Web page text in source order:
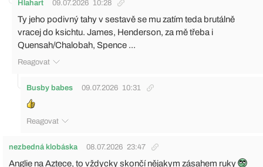
Hlahart 09.07.2026 10:28
Ty jeho podivný tahy v sestavě se mu zatím teda brutálně
vracej do ksichtu. James, Henderson, za mě třeba i
Quensah/Chalobah, Spence ...
Reagovat
Busby babes 09.07.2026 10:31
Reagovat
nezbedná klobáska 08.07.2026 23:47
Anglie na Aztece, to vždycky skončí nějakym zásahem ruky